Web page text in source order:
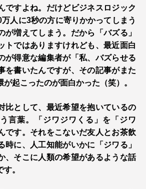
ですよね。だけどビジネスロジック
人に3秒の方に寄りかかってしまう
が増えてしまう。だから「バズる」
トではありますけれども、最近面白
が得意な編集者が「私、バズらせる
を書いたんですが、その記事がまた
起こったのが面白かった（笑）。
比として、最近希望を抱いているの
言葉。「ジワジワくる」を「ジワ
です。それをこないだ友人とお茶飲
時に、人工知能がいかに「ジワる」
、そこに人類の希望があるような話
。